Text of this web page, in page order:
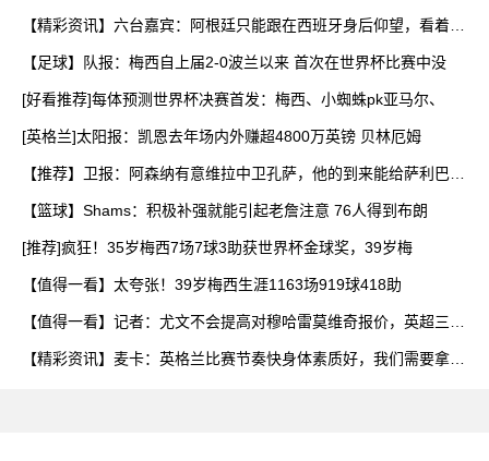
【精彩资讯】六台嘉宾：阿根廷只能跟在西班牙身后仰望，看着我
【足球】队报：梅西自上届2-0波兰以来 首次在世界杯比赛中没
[好看推荐]每体预测世界杯决赛首发：梅西、小蜘蛛pk亚马尔、
[英格兰]太阳报：凯恩去年场内外赚超4800万英镑 贝林厄姆
【推荐】卫报：阿森纳有意维拉中卫孔萨，他的到来能给萨利巴提
【篮球】Shams：积极补强就能引起老詹注意 76人得到布朗
[推荐]疯狂！35岁梅西7场7球3助获世界杯金球奖，39岁梅
【值得一看】太夸张！39岁梅西生涯1163场919球418助
【值得一看】记者：尤文不会提高对穆哈雷莫维奇报价，英超三队
【精彩资讯】麦卡：英格兰比赛节奏快身体素质好，我们需要拿出